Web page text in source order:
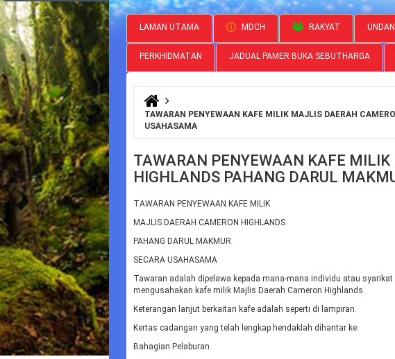
LAMAN UTAMA MDCH RAKYAT
PERKHIDMATAN JADUAL PAMER BUKA SEBUTHARGA
Anda di sini
TAWARAN PENYEWAAN KAFE MILIK MAJLIS DAERAH
USAHASAMA
TAWARAN PENYEWAAN KAFE
HIGHLANDS PAHANG DARUL
TAWARAN PENYEWAAN KAFE MILIK
MAJLIS DAERAH CAMERON HIGHLANDS
PAHANG DARUL MAKMUR
SECARA USAHASAMA
Tawaran adalah dipelawa kepada mana-mana individu atau
mengusahakan kafe milik Majlis Daerah Cameron Highlands.
Keterangan lanjut berkaitan kafe adalah seperti di lampiran.
Kertas cadangan yang telah lengkap hendaklah dihantar ke:
Bahagian Pelaburan